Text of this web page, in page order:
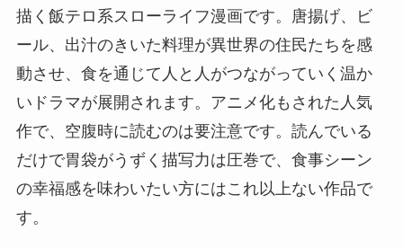
描く飯テロ系スローライフ漫画です。唐揚げ、ビ
ール、出汁のきいた料理が異世界の住民たちを感
動させ、食を通じて人と人がつながっていく温か
いドラマが展開されます。アニメ化もされた人気
作で、空腹時に読むのは要注意です。読んでいる
だけで胃袋がうずく描写力は圧巻で、食事シーン
の幸福感を味わいたい方にはこれ以上ない作品で
す。